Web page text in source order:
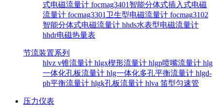
式电磁流量计 focmag3401智能分体式插入式电磁
流量计 focmag3301卫生型电磁流量计 focmag3102
智能分体式电磁流量计 hhds水表型电磁流量计
hhdr电磁热量表
节流装置系列
hlvz v锥流量计 hlgx楔形流量计 hlgp喷嘴流量计 hlg
一体化孔板流量计 hlg一体化多孔平衡流量计 hlgd-
ph平衡流量计 hlgk孔板流量计 hlva 笛型匀速管
压力仪表